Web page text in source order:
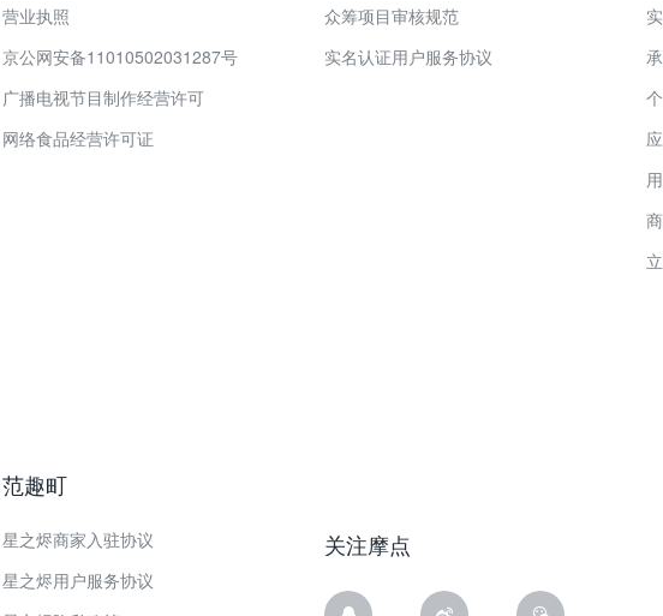
营业执照
京公网安备11010502031287号
广播电视节目制作经营许可
网络食品经营许可证
众筹项目审核规范
实名认证用户服务协议
范趣町
星之烬商家入驻协议
星之烬用户服务协议
关注摩点